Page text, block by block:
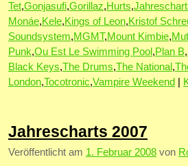
Tet,Gonjasufi,Gorillaz,Hurts,
Monáe,Kele,Kings of Leon,Kristof
Soundsystem,MGMT,Mount Kimbie,
Punk,Ou Est Le Swimming Pool ,Plan B,
Black Keys,The Drums,The National ,
London,Tocotronic,Vampire Weekend
Jahrescharts 2007
Veröffentlicht am 1. Februar 2008 von